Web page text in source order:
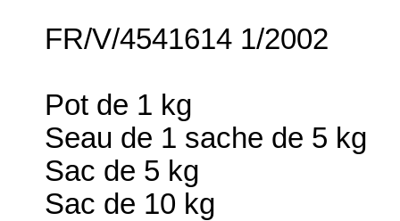
FR/V/4541614 1/2002
Pot de 1 kg
Seau de 1 sache de 5 kg
Sac de 5 kg
Sac de 10 kg